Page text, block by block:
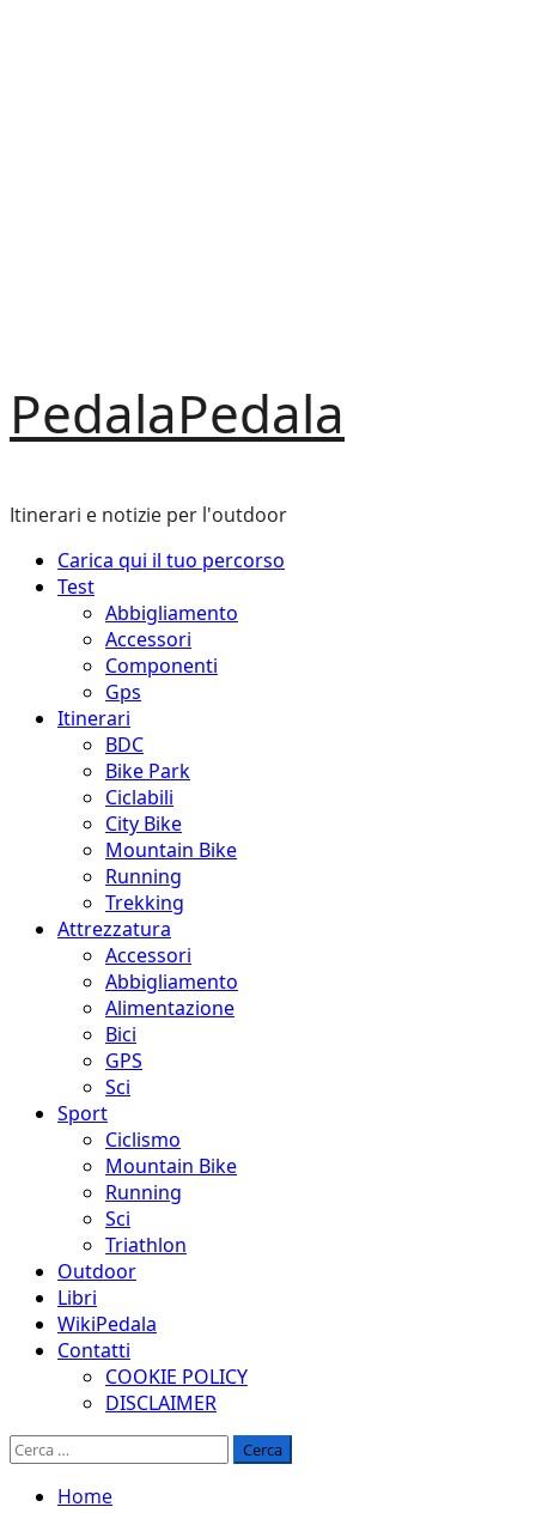
PedalaPedala
Itinerari e notizie per l'outdoor
Menu
principale
Carica qui il tuo percorso
Test
Abbigliamento
Accessori
Componenti
Gps
Itinerari
BDC
Bike Park
Ciclabili
City Bike
Mountain Bike
Running
Trekking
Attrezzatura
Accessori
Abbigliamento
Alimentazione
Bici
GPS
Sci
Sport
Ciclismo
Mountain Bike
Running
Sci
Triathlon
Outdoor
Libri
WikiPedala
Contatti
COOKIE POLICY
DISCLAIMER
Ricerca
Home